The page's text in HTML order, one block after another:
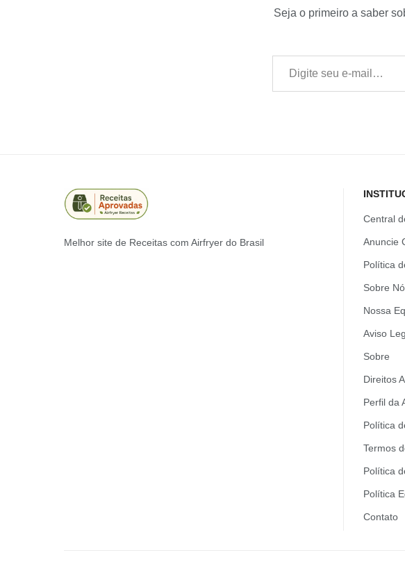
Seja o primeiro a saber
Digite seu e-mail…
Melhor site de Receitas com Airfryer do Brasil
Central
Anuncie
Política
Sobre
Nossa
Aviso
Sobre
Direitos
Perfil da
Política
Termos
Política
Política
Contato